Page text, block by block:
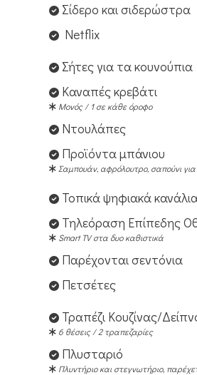
Σίδερο και σιδερώστρα
Netflix
Σήτες για τα κουνούπια
Καναπές κρεβάτι
Μονός / 1 σε κάθε όροφο
Ντουλάπες
Προϊόντα μπάνιου
Σαμπουάν, αφρόλουτρο, σαπούνι
Τοπικά ψηφιακά
Τηλεόραση Επίπεδης
Smart TV στα δυο καθιστικά
Παρέχονται σεντόνια
Πετσέτες
Τραπέζι Κουζίνας/
6 θέσεις / 2 τραπεζαρίες
Πλυσταριό
Πλυντήριο και στεγνωτήριο,